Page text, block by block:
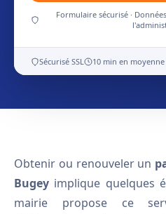
Formulaire sécurisé ·
Sécurisé SSL 10 min en moyenne
Obtenir ou renouveler un
Bugey implique quelques
mairie propose ce